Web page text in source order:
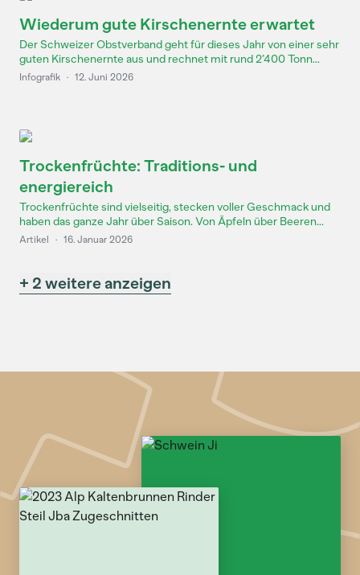
Wiederum gute Kirschenernte erwartet
Der Schweizer Obstverband geht für dieses Jahr von einer sehr
guten Kirschenernte aus und rechnet mit rund 2’400 Tonn...
Infografik · 12. Juni 2026
Trockenfrüchte: Traditions- und
energiereich
Trockenfrüchte sind vielseitig, stecken voller Geschmack und
haben das ganze Jahr über Saison. Von Äpfeln über Beeren...
Artikel · 16. Januar 2026
+ 2 weitere anzeigen